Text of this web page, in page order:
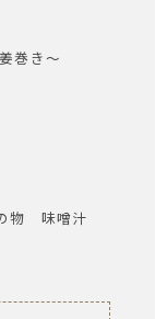
巻き～
物 味噌汁